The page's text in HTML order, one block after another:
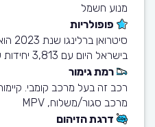
מנוע חשמל
פופולריות
בישראל היום עם 3,813 יחידות על הכביש
רמת גימור
רכב זה בעל מרכב קומבי.
מרכב סגור/משלוח, MPV
דרגת הזיהום